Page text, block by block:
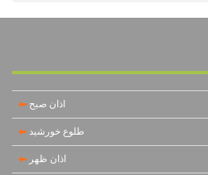
اذان صبح
طلوع خورشید
اذان ظهر